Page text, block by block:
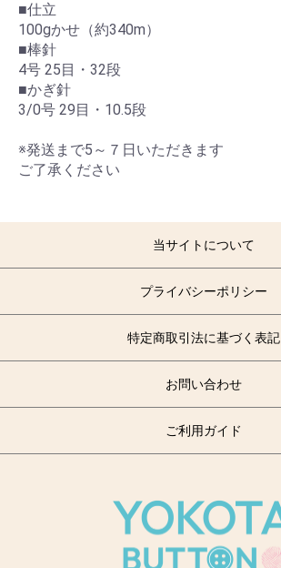
■仕立
100gかせ（約340m）
■棒針
4号 25目・32段
■かぎ針
3/0号 29目・10.5段
※発送まで5～７日いただきます
ご了承ください
当サイトについて
プライバシーポリシー
特定商取引法に基づく表記
お問い合わせ
ご利用ガイド